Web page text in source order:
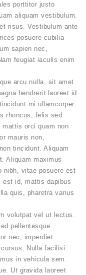
porttitor justo
aliquam vestibulum.
risus. Vestibulum ante
posuere cubilia
sapien nec,
feugiat iaculis enim
arcu nulla, sit amet
hendrerit laoreet id
mi ullamcorper
rhoncus, felis sed
orci quam non
mauris non,
tincidunt. Aliquam
Aliquam maximus
nibh, vitae posuere est
est id, mattis dapibus
quis, pharetra varius
volutpat vel ut lectus.
pellentesque
nec, imperdiet
Nulla facilisi.
in vehicula sem.
Ut gravida laoreet